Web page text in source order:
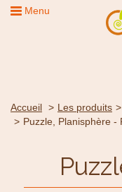
Menu
Accueil Les produits
Puzzle, Planisphère -